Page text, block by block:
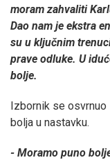
moram zahvaliti
Dao nam je ekstra
su u ključnim
prave odluke. U
bolje.
Izbornik se osvrnuo
bolja u nastavku.
- Moramo puno